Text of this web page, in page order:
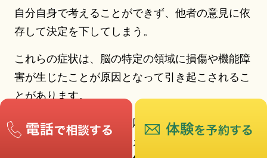
自分自身で考えることができず、他者の意見に依
存して決定を下してしまう。
これらの症状は、脳の特定の領域に損傷や機能障
害が生じたことが原因となって引き起こされるこ
とがあります。
治療法としては、原因に応じた適切な治療法を選
択することが重要で、例えば、意思決定のトレー